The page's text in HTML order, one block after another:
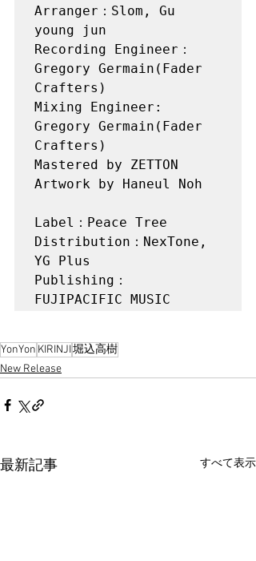
Arranger：Slom, Gu
young jun
Recording Engineer：
Gregory Germain(Fader
Crafters)
Mixing Engineer:
Gregory Germain(Fader
Crafters)
Mastered by ZETTON
Artwork by Haneul Noh
Label：Peace Tree
Distribution：NexTone,
YG Plus
Publishing：
YonYon KIRINJI堀込高樹
New Release
最新記事 すべて表示